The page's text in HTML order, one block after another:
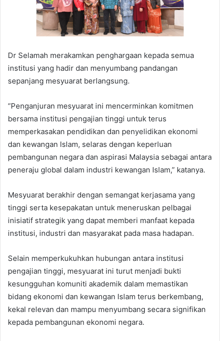
Dr Selamah merakamkan penghargaan kepada semua
institusi yang hadir dan menyumbang pandangan
sepanjang mesyuarat berlangsung.
“Penganjuran mesyuarat ini mencerminkan komitmen
bersama institusi pengajian tinggi untuk terus
memperkasakan pendidikan dan penyelidikan ekonomi
dan kewangan Islam, selaras dengan keperluan
pembangunan negara dan aspirasi Malaysia sebagai antara
peneraju global dalam industri kewangan Islam,” katanya.
Mesyuarat berakhir dengan semangat kerjasama yang
tinggi serta kesepakatan untuk meneruskan pelbagai
inisiatif strategik yang dapat memberi manfaat kepada
institusi, industri dan masyarakat pada masa hadapan.
Selain memperkukuhkan hubungan antara institusi
pengajian tinggi, mesyuarat ini turut menjadi bukti
kesungguhan komuniti akademik dalam memastikan
bidang ekonomi dan kewangan Islam terus berkembang,
kekal relevan dan mampu menyumbang secara signifikan
kepada pembangunan ekonomi negara.